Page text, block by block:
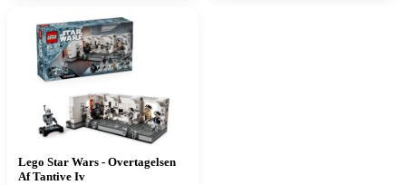
Lego Star Wars - Overtagelsen
Af Tantive Iv